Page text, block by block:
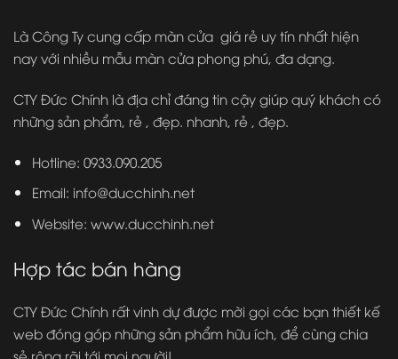
Là Công Ty cung cấp màn cửa giá rẻ uy tín nhất hiện
nay với nhiều mẫu màn cửa phong phú, đa dạng.
CTY Đức Chính là địa chỉ đáng tin cậy giúp quý khách có
những sản phẩm, rẻ , đẹp. nhanh, rẻ , đẹp.
Hotline: 0933.090.205
Email: info@ducchinh.net
Website: www.ducchinh.net
Hợp tác bán hàng
CTY Đức Chính rất vinh dự được mời gọi các bạn thiết kế
web đóng góp những sản phẩm hữu ích, để cùng chia